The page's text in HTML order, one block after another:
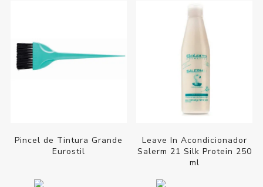
Pincel de Tintura Grande
Eurostil
Leave In Acondicionador
Salerm 21 Silk Protein 250
ml